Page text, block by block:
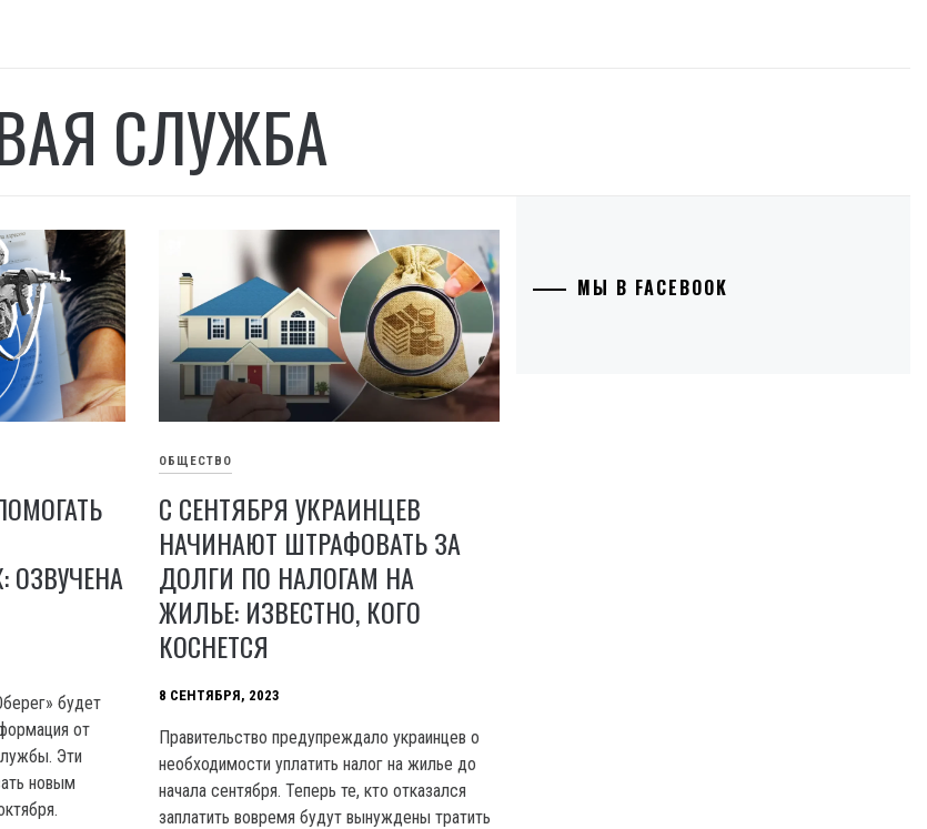
СЛУЖБА
ОЗВУЧЕНА
будет
от
Эти
новым
ОБЩЕСТВО
С СЕНТЯБРЯ УКРАИНЦЕВ
НАЧИНАЮТ ШТРАФОВАТЬ ЗА
ДОЛГИ ПО НАЛОГАМ НА
ЖИЛЬЕ: ИЗВЕСТНО, КОГО
КОСНЕТСЯ
8 СЕНТЯБРЯ, 2023
Правительство предупреждало украинцев о
необходимости уплатить налог на жилье до
начала сентября. Теперь те, кто отказался
заплатить вовремя будут вынуждены тратить
МЫ В FACEBOOK